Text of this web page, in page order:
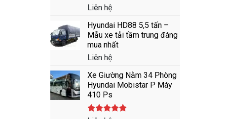
Liên hệ
Hyundai HD88 5,5 tấn –
Mẫu xe tải tầm trung đáng
mua nhất
Liên hệ
Xe Giường Nằm 34 Phòng
Hyundai Mobistar P Máy
410 Ps